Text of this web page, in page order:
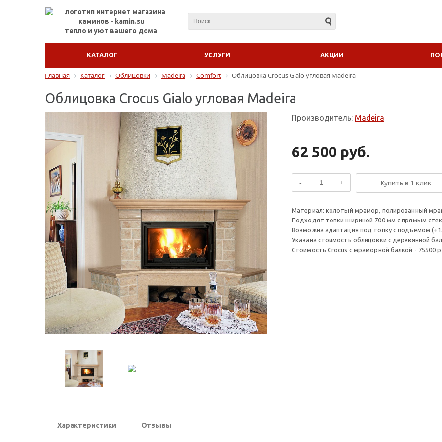
тепло и уют вашего дома
КАТАЛОГ УСЛУГИ АКЦИИ
Главная Каталог Облицовки Madeira Comfort Облицовка Crocus Gialo угловая Madeira
Облицовка Crocus Gialo угловая Madeira
Производитель: Madeira
62 500 руб.
- + Купить в 1 клик
Материал: колотый мрамор, полированный
Подходят топки шириной 700 мм с прямым
Возможна адаптация под топку с подъемом
Указана стоимость облицовки с деревянной
Стоимость Crocus с мраморной балкой - 75500
Характеристики Отзывы